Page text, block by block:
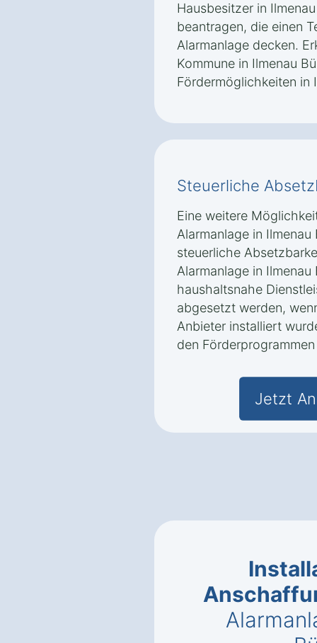
Hausbesitzer in
beantragen, die einen
Alarmanlage decken.
Kommune in Ilmenau
Fördermöglichkeiten in
Steuerliche
Eine weitere
Alarmanlage in
steuerliche
Alarmanlage in
haushaltsnahe
abgesetzt werden,
Anbieter installiert
den
Jetzt